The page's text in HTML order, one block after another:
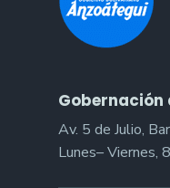
Gobernación
Av. 5 de Julio,
Lunes– Viernes,